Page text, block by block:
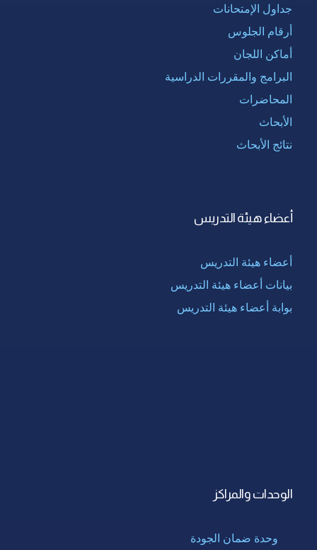
جداول الإمتحانات
أرقام الجلوس
أماكن اللجان
البرامج والمقررات الدراسية
المحاضرات
الأبحاث
نتائج الأبحاث
أعضاء هيئة التدريس
أعضاء هيئة التدريس
بيانات أعضاء هيئة التدريس
بوابة أعضاء هيئة التدريس
الوحدات والمراكز
وحدة ضمان الجودة